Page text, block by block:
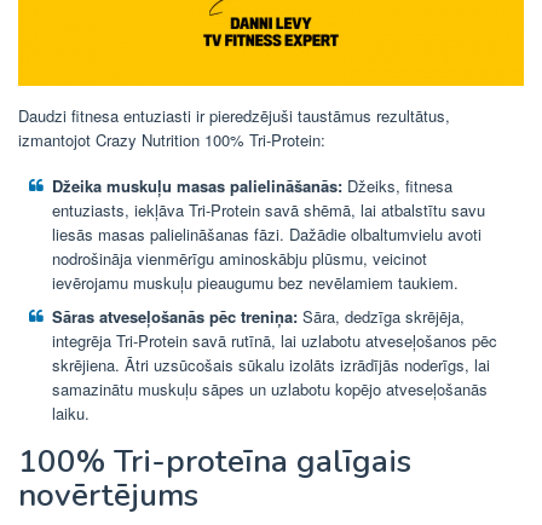
Daudzi fitnesa entuziasti ir pieredzējuši taustāmus rezultātus,
izmantojot Crazy Nutrition 100% Tri-Protein:
Džeika muskuļu masas palielināšanās: Džeiks, fitnesa
entuziasts, iekļāva Tri-Protein savā shēmā, lai atbalstītu savu
liesās masas palielināšanas fāzi. Dažādie olbaltumvielu avoti
nodrošināja vienmērīgu aminoskābju plūsmu, veicinot
ievērojamu muskuļu pieaugumu bez nevēlamiem taukiem.
Sāras atveseļošanās pēc treniņa: Sāra, dedzīga skrējēja,
integrēja Tri-Protein savā rutīnā, lai uzlabotu atveseļošanos pēc
skrējiena. Ātri uzsūcošais sūkalu izolāts izrādījās noderīgs, lai
samazinātu muskuļu sāpes un uzlabotu kopējo atveseļošanās
laiku.
100% Tri-proteīna galīgais
novērtējums